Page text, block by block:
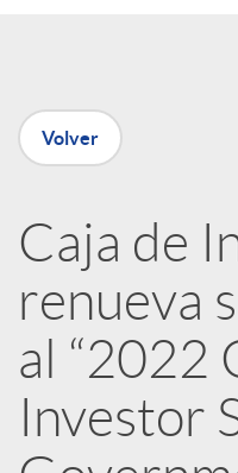
n
R
e
d
Volver
Caja de
renueva
al “2022
Investor